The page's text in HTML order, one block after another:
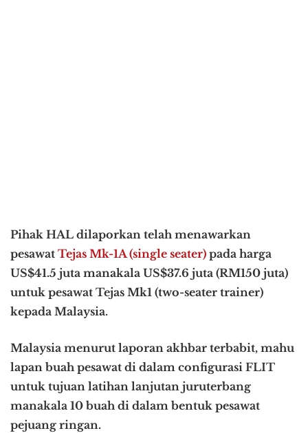
Pihak HAL dilaporkan telah menawarkan
pesawat Tejas Mk-1A (single seater) pada harga
US$41.5 juta manakala US$37.6 juta (RM150 juta)
untuk pesawat Tejas Mk1 (two-seater trainer)
kepada Malaysia.
Malaysia menurut laporan akhbar terbabit, mahu
lapan buah pesawat di dalam configurasi FLIT
untuk tujuan latihan lanjutan juruterbang
manakala 10 buah di dalam bentuk pesawat
pejuang ringan.